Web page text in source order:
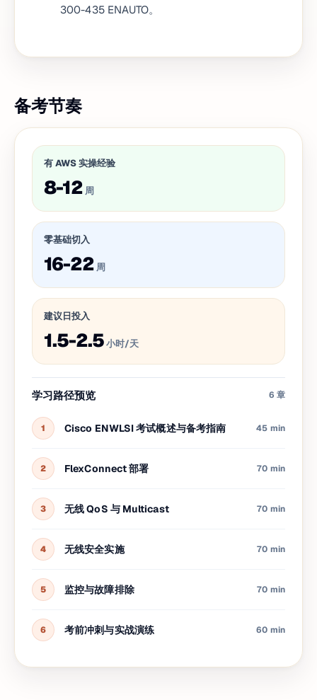
300-435 ENAUTO。
备考节奏
有 AWS 实操经验
8-12 周
零基础切入
16-22 周
建议日投入
1.5-2.5小时/天
学习路径预览 6 章
1 Cisco ENWLSI 考试概述与备考指南 45 min
2 FlexConnect 部署 70 min
3 无线 QoS 与 Multicast 70 min
4 无线安全实施 70 min
5 监控与故障排除 70 min
6 考前冲刺与实战演练 60 min